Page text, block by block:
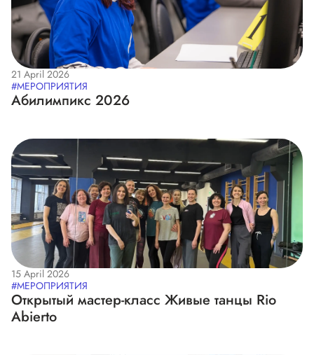
21 April 2026
#МЕРОПРИЯТИЯ
Абилимпикс 2026
15 April 2026
#МЕРОПРИЯТИЯ
Открытый мастер-класс Живые танцы Rio
Abierto